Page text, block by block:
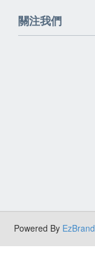
關注我們
Powered By EzBrand